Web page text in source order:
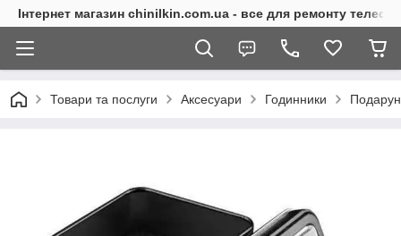
Інтернет магазин chinilkin.com.ua - все для ремонту
Товари та послуги Аксесуари Годинники